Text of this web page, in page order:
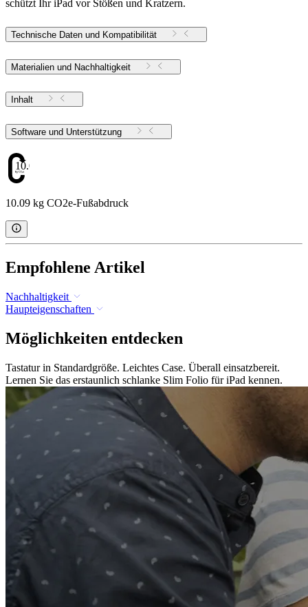
schützt Ihr iPad vor Stößen und Kratzern.
Technische Daten und Kompatibilität
Materialien und Nachhaltigkeit
Inhalt
Software und Unterstützung
10.09
10.09 kg CO2e-Fußabdruck
Empfohlene Artikel
Nachhaltigkeit
Haupteigenschaften
Möglichkeiten entdecken
Tastatur in Standardgröße. Leichtes Case. Überall einsatzbereit.
Lernen Sie das erstaunlich schlanke Slim Folio für iPad kennen.